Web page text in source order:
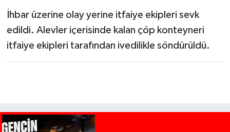
İhbar üzerine olay yerine itfaiye ekipleri sevk
edildi. Alevler içerisinde kalan çöp konteyneri
itfaiye ekipleri tarafından ivedilikle söndürüldü.